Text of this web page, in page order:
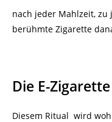
nach jeder Mahlzeit, zu
berühmte Zigarette
Die E-Zigarette
Diesem Ritual wird